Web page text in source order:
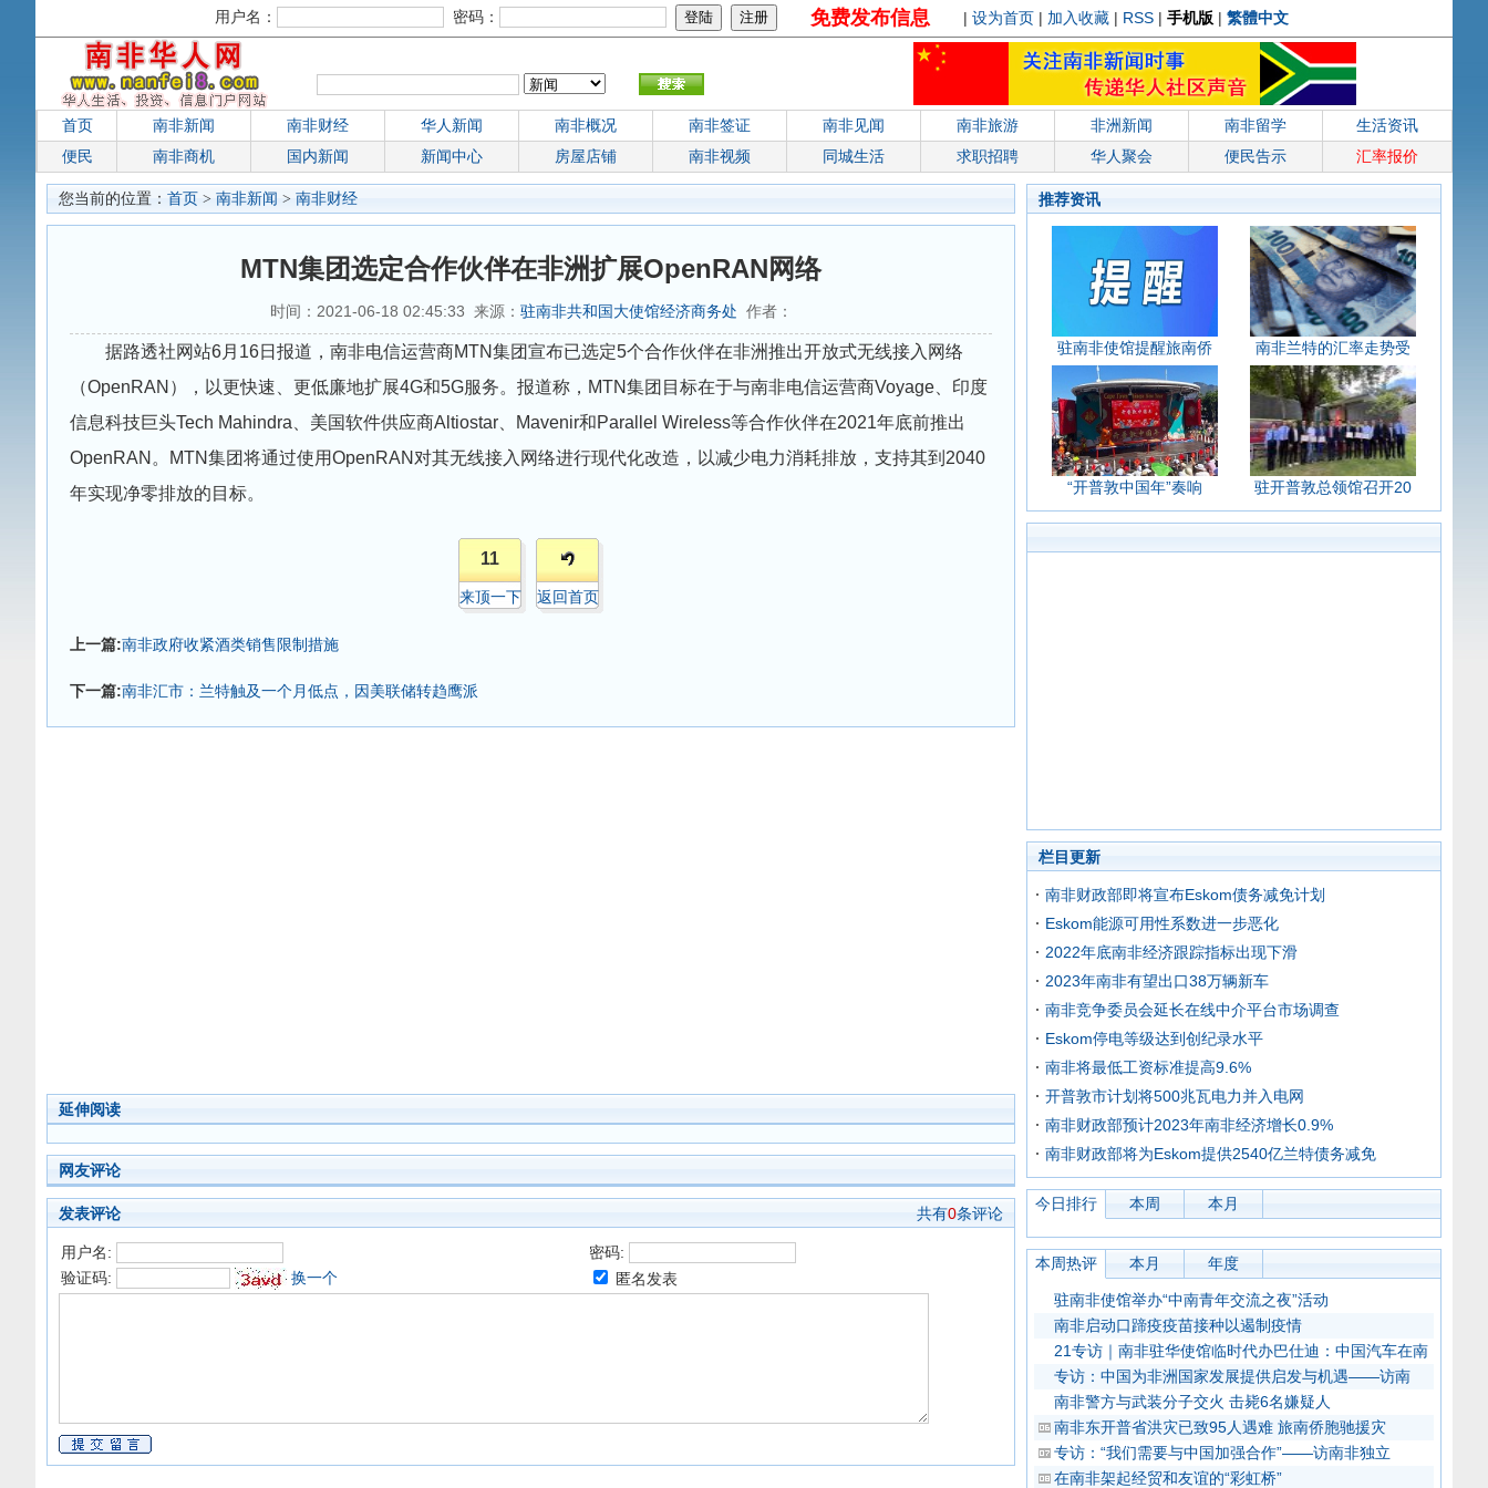
用户名： 密码： 免费发布信息 | 设为首页 | 加入收藏 | RSS | 手机版 | 繁體中文
首页 南非新闻 南非财经 华人新闻 南非概况 南非签证 南非见闻 南非旅游 非洲新闻 南非留学
生活资讯
便民
南非商机 国内新闻 新闻中心 房屋店铺 南非视频 同城生活 求职招聘 华人聚会 便民告示 汇率报价
您当前的位置： 首页 > 南非新闻 > 南非财经
MTN集团选定合作伙伴在非洲扩展OpenRAN网络
时间：2021-06-18 02:45:33 来源： 驻南非共和国大使馆经济商务处 作者：
据路透社网站6月16日报道，南非电信运营商MTN集团宣布已选定5个合作伙伴在非洲推出开放式无线接入网络
（OpenRAN），以更快速、更低廉地扩展4G和5G服务。报道称，MTN集团目标在于与南非电信运营商Voyage、印度
信息科技巨头Tech Mahindra、美国软件供应商Altiostar、Mavenir和Parallel Wireless等合作伙伴在2021年底前推出
OpenRAN。MTN集团将通过使用OpenRAN对其无线接入网络进行现代化改造，以减少电力消耗排放，支持其到2040
年实现净零排放的目标。
11
来顶一下 返回首页
上一篇:南非政府收紧酒类销售限制措施
下一篇:南非汇市：兰特触及一个月低点，因美联储转趋鹰派
延伸阅读
网友评论
发表评论 共有0条评论
用户名:
密码:
验证码:
换一个 匿名发表
推荐资讯
驻南非使馆提醒旅南侨 南非兰特的汇率走势受
“开普敦中国年”奏响 驻开普敦总领馆召开20
栏目更新
南非财政部即将宣布Eskom债务减免计划
Eskom能源可用性系数进一步恶化
2022年底南非经济跟踪指标出现下滑
2023年南非有望出口38万辆新车
南非竞争委员会延长在线中介平台市场调查
Eskom停电等级达到创纪录水平
南非将最低工资标准提高9.6%
开普敦市计划将500兆瓦电力并入电网
南非财政部预计2023年南非经济增长0.9%
南非财政部将为Eskom提供2540亿兰特债务减免
今日排行 本周 本月
本周热评 本月 年度
驻南非使馆举办“中南青年交流之夜”活动
南非启动口蹄疫疫苗接种以遏制疫情
21专访｜南非驻华使馆临时代办巴仕迪：中国汽车在南
专访：中国为非洲国家发展提供启发与机遇——访南
南非警方与武装分子交火 击毙6名嫌疑人
南非东开普省洪灾已致95人遇难 旅南侨胞驰援灾
专访：“我们需要与中国加强合作”——访南非独立
在南非架起经贸和友谊的“彩虹桥”